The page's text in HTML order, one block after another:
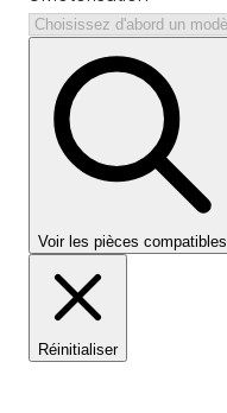
Voir les pièces compatibles
Réinitialiser